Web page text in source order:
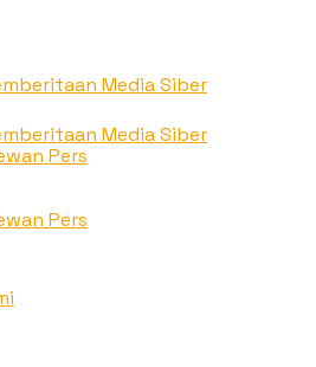
Media Siber
Pers
Media Siber
Pers